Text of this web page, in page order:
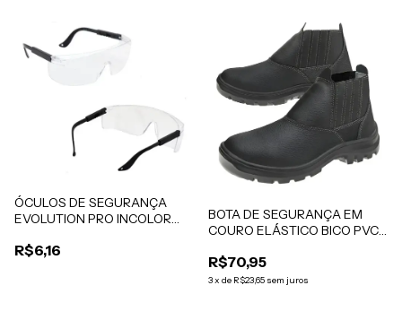
ÓCULOS DE SEGURANÇA
EVOLUTION PRO INCOLOR
R$6,16
BOTA DE SEGURANÇA EM
COURO ELÁSTICO BICO PVC
R$70,95
3x de R$23,65 sem juros